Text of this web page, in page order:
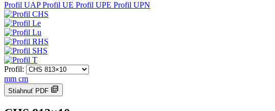
Profil UAPProfil UE Profil UPE Profil UPN
Profil:
mm cm
Stiahnuť PDF